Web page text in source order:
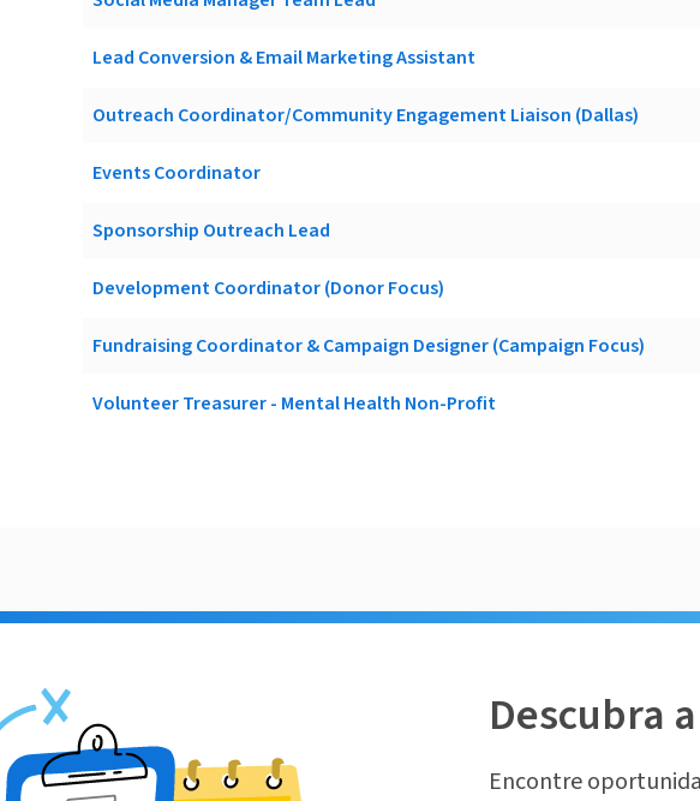
Lead Conversion & Email Marketing Assistant
Outreach Coordinator/Community Engagement Liaison (Dallas)
Events Coordinator
Sponsorship Outreach Lead
Development Coordinator (Donor Focus)
Fundraising Coordinator & Campaign Designer (Campaign Focus)
Volunteer Treasurer - Mental Health Non-Profit
Descubra
Encontre